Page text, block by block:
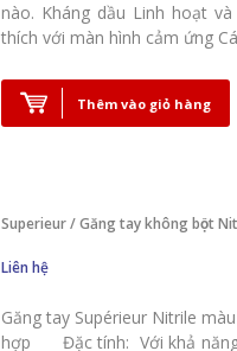
nào. Kháng dầu Linh hoạt
thích với màn hình cảm ứng
Thêm vào giỏ hàng
Superieur / Găng tay không bột
Liên hệ
Găng tay Supérieur Nitrile
hợp Đặc tính: Với khả năng